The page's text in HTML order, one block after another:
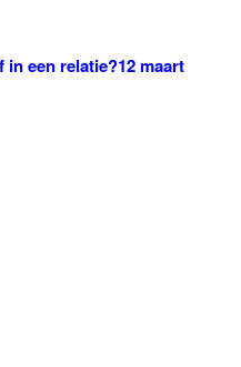
in een relatie?12 maart